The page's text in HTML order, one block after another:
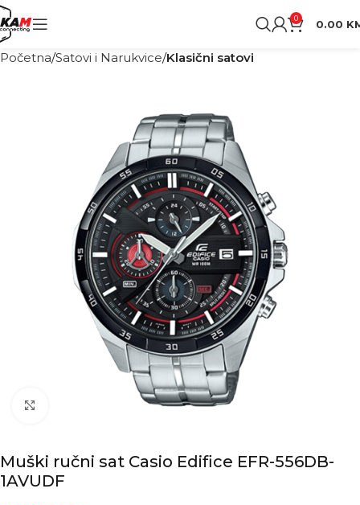
0 0.00
Početna Satovi i Narukvice Klasični satovi
Kliknite za povećanje
Muški ručni sat Casio Edifice EFR-556DB-
1AVUDF